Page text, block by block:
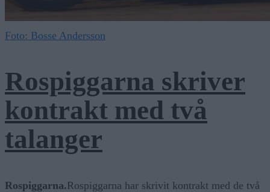
Foto: Bosse Andersson
Rospiggarna skriver
kontrakt med två
talanger
Rospiggarna.Rospiggarna har skrivit kontrakt med de två